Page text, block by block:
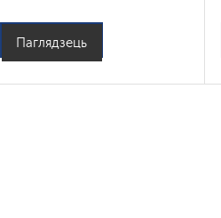
Паглядзець